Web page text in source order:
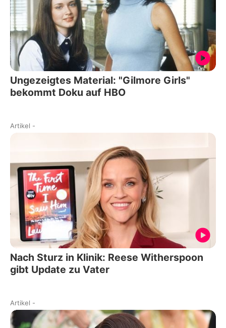
Ungezeigtes Material: "Gilmore Girls"
bekommt Doku auf HBO
Artikel -
Nach Sturz in Klinik: Reese Witherspoon
gibt Update zu Vater
Artikel -